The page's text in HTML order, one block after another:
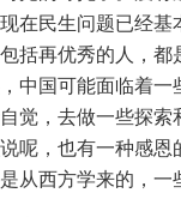
在民生问题已经
括再优秀的人，
中国可能面临着
觉，去做一些探
呢，也有一种感
从西方学来的，一